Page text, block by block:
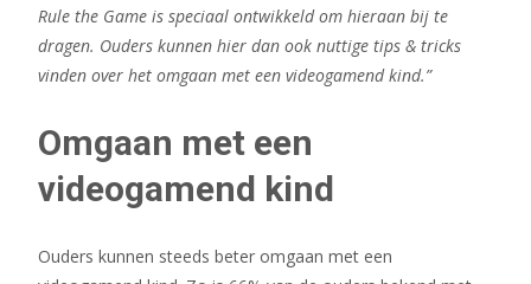
Rule the Game is speciaal ontwikkeld om hieraan bij te
dragen. Ouders kunnen hier dan ook nuttige tips & tricks
vinden over het omgaan met een videogamend kind.”
Omgaan met een
videogamend kind
Ouders kunnen steeds beter omgaan met een